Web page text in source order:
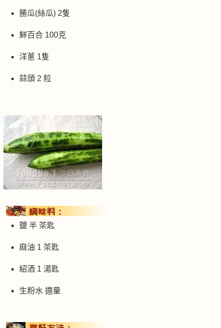
勝瓜(絲瓜) 2隻
鮮百合 100克
洋蔥 1隻
蒜頭 2 粒
鹽 半 茶匙
麻油 1 茶匙
紹酒 1 湯匙
生粉水 適量